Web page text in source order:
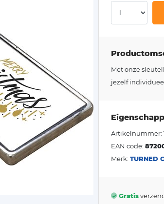
Met onze
jezelf
Artikelnummer:
EAN code:
Merk: TURNED
Gratis